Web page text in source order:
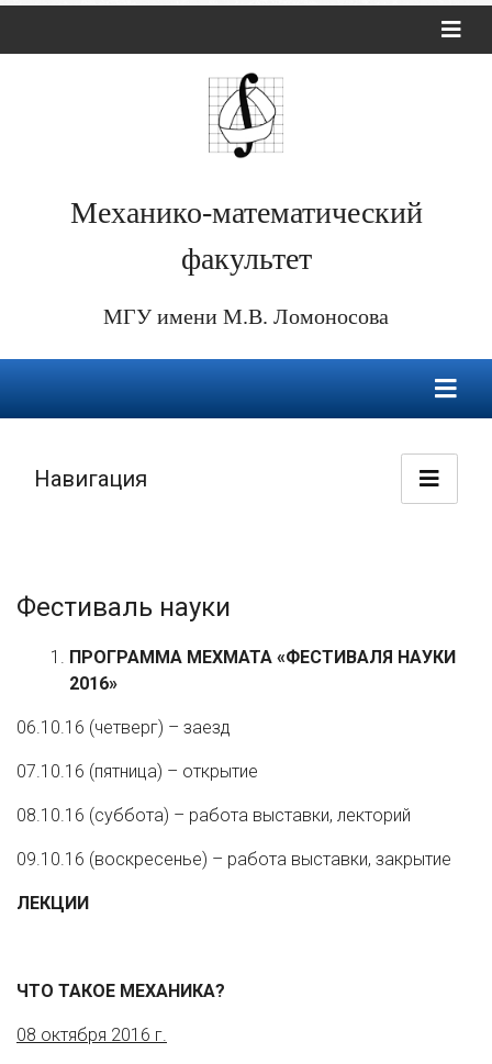
Механико-математический
факультет
МГУ имени М.В. Ломоносова
Навигация
Фестиваль науки
ПРОГРАММА МЕХМАТА «ФЕСТИВАЛЯ НАУКИ
2016»
06.10.16 (четверг) – заезд
07.10.16 (пятница) – открытие
08.10.16 (суббота) – работа выставки, лекторий
09.10.16 (воскресенье) – работа выставки, закрытие
ЛЕКЦИИ
ЧТО ТАКОЕ МЕХАНИКА?
08 октября 2016 г.